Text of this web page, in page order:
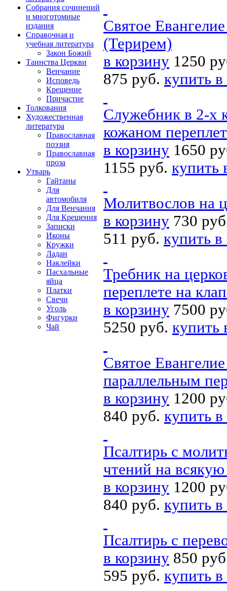
Собрания сочинений
и многотомные
издания
Справочная и
учебная литература
Закон Божий
Таинства Церкви
Венчание
Исповедь
Крещение
Причастие
Толкования
Художественная
литература
Православная
поэзия
Православная
проза
Утварь
Гайтаны
Для
автомобиля
Для Венчания
Для Крещения
Записки
Иконы
Кружки
Ладан
Наклейки
Пасхальные
яйца
Платки
Свечи
Уголь
Фигурки
Чай
Святое
(Терирем)
в корзину 1250
875 руб. купить
Служебник в 2-х
кожаном
в корзину 1650
1155 руб. купить
Молитвослов на
в корзину 730
511 руб. купить в
Требник на
переплете на
в корзину 7500
5250 руб. купить
Святое
параллельным
в корзину 1200
840 руб. купить
Псалтирь с
чтений на
в корзину 1200
840 руб. купить
Псалтирь с
в корзину 850
595 руб. купить